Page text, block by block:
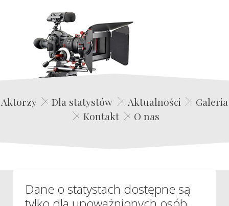
Edwin Film Agencja Aktorska
Aktorzy Dla statystów Aktualności
Galeria
Kontakt
O nas
Dane o statystach dostępne są